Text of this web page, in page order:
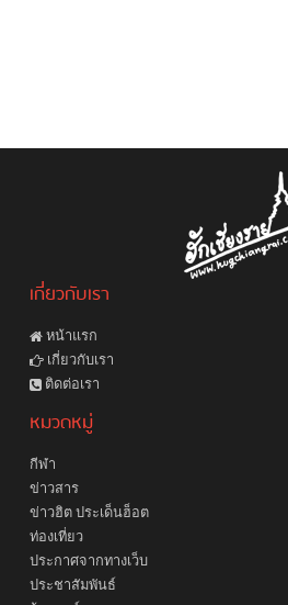
เกี่ยวกับเรา
หน้าแรก
เกี่ยวกับเรา
ติดต่อเรา
หมวดหมู่
กีฬา
ข่าวสาร
ข่าวฮิต ประเด็นฮ็อต
ท่องเที่ยว
ประกาศจากทางเว็บ
ประชาสัมพันธ์